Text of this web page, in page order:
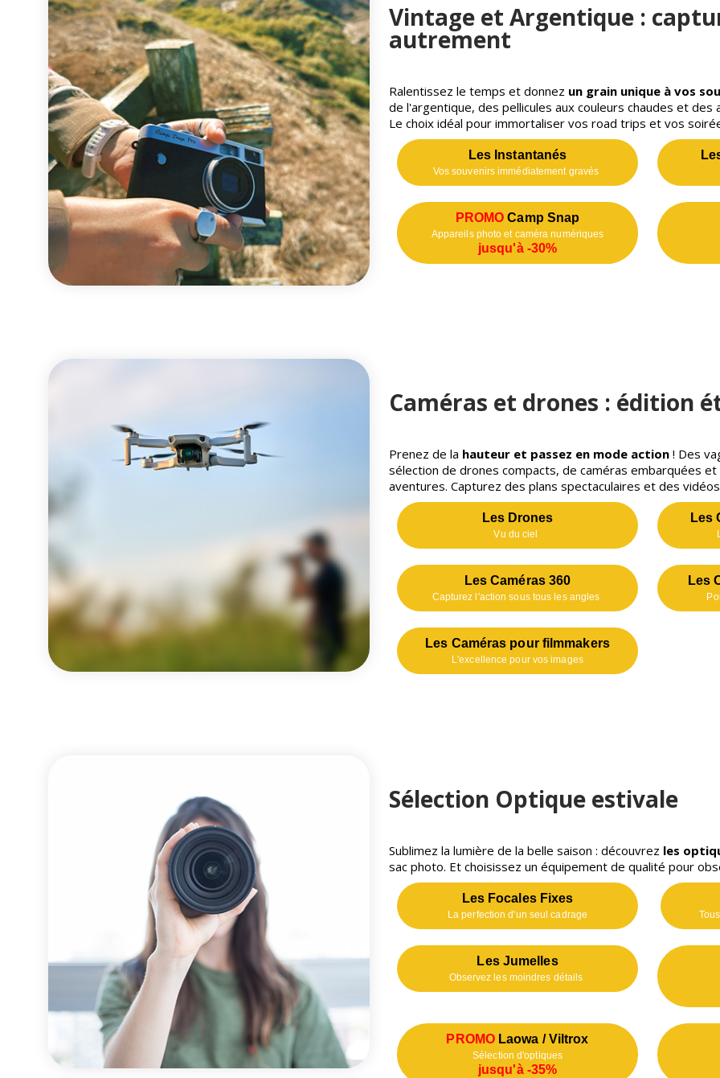
Vintage et Argentique :
autrement
Ralentissez le temps et donnez un grain unique à vos
de l'argentique, des pellicules aux couleurs chaudes et des
Le choix idéal pour immortaliser vos road trips et vos
Les Instantanés
Vos souvenirs immédiatement gravés
PROMO Camp Snap
Appareils photo et caméra numériques
jusqu'à -30%
Caméras et drones : édition
Prenez de la hauteur et passez en mode action ! Des
sélection de drones compacts, de caméras embarquées
aventures. Capturez des plans spectaculaires et des
Les Drones
Vu du ciel
Les
Les Caméras 360
Capturez l'action sous tous les angles
Les
Les Caméras pour filmmakers
L'excellence pour vos images
Sélection Optique estivale
Sublimez la lumière de la belle saison : découvrez les
sac photo. Et choisissez un équipement de qualité pour
Les Focales Fixes
La perfection d'un seul cadrage
Les Jumelles
Observez les moindres détails
PROMOLaowa / Viltrox
Sélection d'optiques
jusqu'à -35%